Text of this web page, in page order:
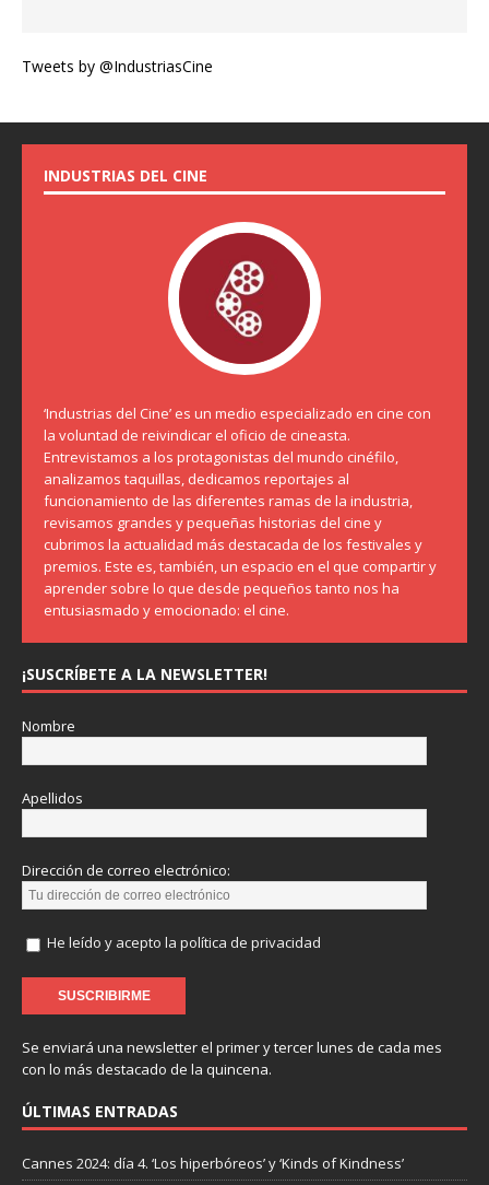
Tweets by @IndustriasCine
INDUSTRIAS DEL CINE
‘Industrias del Cine’ es un medio especializado en cine con
la voluntad de reivindicar el oficio de cineasta.
Entrevistamos a los protagonistas del mundo cinéfilo,
analizamos taquillas, dedicamos reportajes al
funcionamiento de las diferentes ramas de la industria,
revisamos grandes y pequeñas historias del cine y
cubrimos la actualidad más destacada de los festivales y
premios. Este es, también, un espacio en el que compartir y
aprender sobre lo que desde pequeños tanto nos ha
entusiasmado y emocionado: el cine.
¡SUSCRÍBETE A LA NEWSLETTER!
Nombre
Apellidos
Dirección de correo electrónico:
He leído y acepto la política de privacidad
Se enviará una newsletter el primer y tercer lunes de cada mes
con lo más destacado de la quincena.
ÚLTIMAS ENTRADAS
Cannes 2024: día 4. ‘Los hiperbóreos’ y ‘Kinds of Kindness’